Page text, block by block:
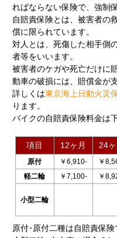
ればならない保険で、強制
自賠責保険とは、被害者の
償に限られています。
対人とは、死傷した相手側
者等をいいます。
被害者のケガや死亡だけに
動車の破損には、賠償金が
詳しくは東京海上日動火災
ります。
バイクの自賠責保険料金は
項目 12ヶ月 24ヶ
原付 ￥6,910- ￥
軽二輪
￥7,100- ￥
小型二輪
原付･原付二種は自賠責保険